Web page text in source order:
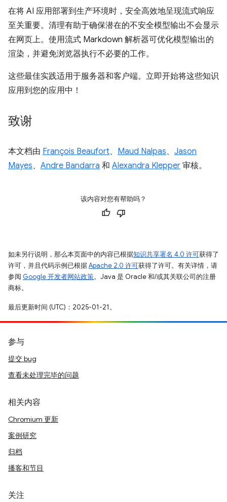
在将 AI 应用部署到生产环境时，安全高效地呈现流式响应
至关重要。清理有助于确保潜在的不安全模型输出不会显示
在网页上。使用流式 Markdown 解析器可优化模型输出的
渲染，并避免浏览器执行不必要的工作。
这些最佳实践适用于服务器和客户端。立即开始将这些知识
应用到您的应用中！
致谢
本文档由 François Beaufort、 Maud Nalpas、 Jason
Mayes、 Andre Bandarra 和 Alexandra Klepper 审核。
该内容对您有帮助吗？
如未另行说明，那么本页面中的内容已根据知识共享署名 4.0 许可获得了
许可，并且代码示例已根据Apache 2.0 许可获得了许可。有关详情，请
参阅 Google 开发者网站政策。Java 是 Oracle 和/或其关联公司的注册
商标。
最后更新时间 (UTC)：2025-01-21。
参与
提交 bug
查看未处理完毕的问题
相关内容
Chromium 更新
案例研究
归档
播客和节目
关注